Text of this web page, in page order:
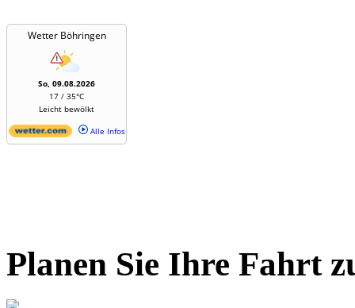
Wetter Böhringen
So, 09.08.2026
17 / 35°C
Leicht bewölkt
Alle Infos
Planen Sie Ihre Fahrt